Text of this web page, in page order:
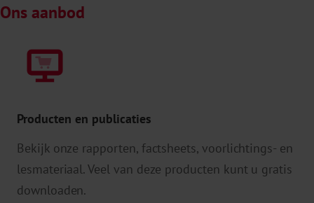
Ons aanbod
Producten en publicaties
Bekijk onze rapporten, factsheets, voorlichtings- en
lesmateriaal. Veel van deze producten kunt u gratis
downloaden.